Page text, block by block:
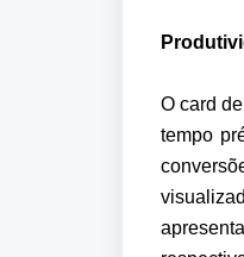
O card
tempo